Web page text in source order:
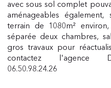
avec sous sol complet
aménageables
terrain de 1080m²
séparée deux chambres,
gros travaux pour
contactez l'agence
06.50.98.24.26